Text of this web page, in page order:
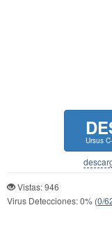
Ursus
Vistas: 946
Virus Detecciones:0% (0/